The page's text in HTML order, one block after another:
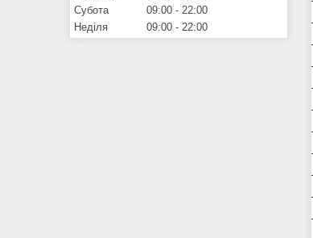
Субота
09:00
22:00
Неділя
09:00 22:00